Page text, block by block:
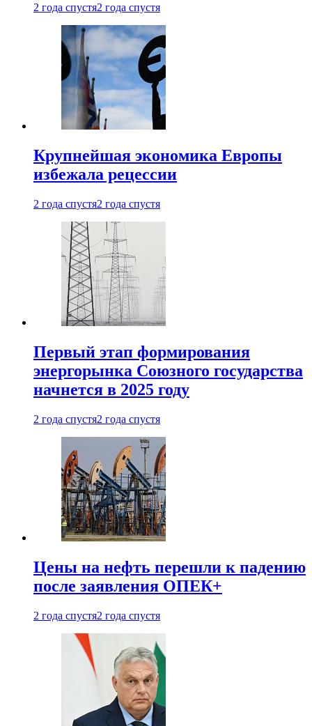
2 года спустя2 года спустя
Крупнейшая экономика Европы
избежала рецессии
2 года спустя2 года спустя
Первый этап формирования
энергорынка Союзного государства
начнется в 2025 году
2 года спустя2 года спустя
Цены на нефть перешли к падению
после заявления ОПЕК+
2 года спустя2 года спустя